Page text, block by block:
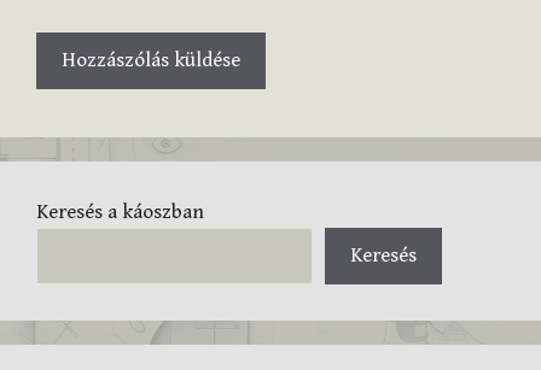
Keresés a káoszban
Keresés